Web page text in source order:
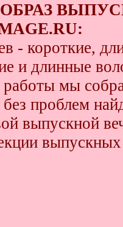
- короткие,
и длинные
работы мы
проблем
выпускной